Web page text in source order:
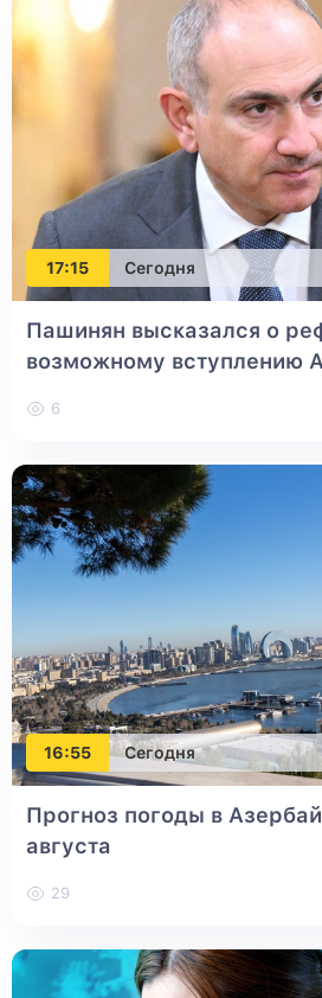
17:15 Сегодня
Пашинян высказался о
возможному вступлению
6
16:55 Сегодня
Прогноз погоды в
августа
29